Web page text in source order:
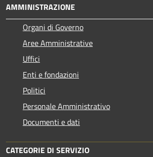
AMMINISTRAZIONE
Organi di Governo
Aree Amministrative
Uffici
Enti e fondazioni
Politici
Personale Amministrativo
Documenti e dati
CATEGORIE DI SERVIZIO